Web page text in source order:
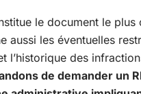
le document le plus
aussi les éventuelles
l’historique des
de demander un